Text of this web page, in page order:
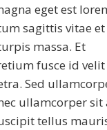
eget est
sagittis vitae et
massa. Et
fusce id
Sed
ullamcorper sit
tellus